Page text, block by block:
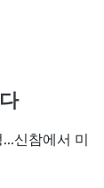
신참에서 미